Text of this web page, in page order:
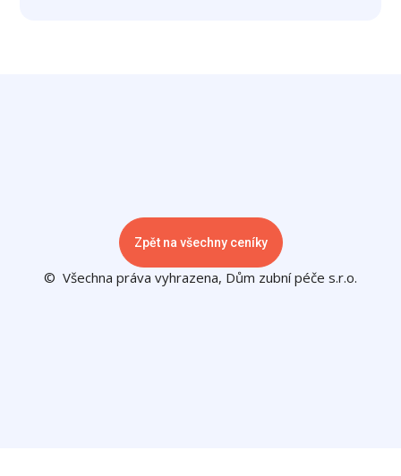
Zpět na všechny ceníky
© Všechna práva vyhrazena, Dům zubní péče s.r.o.